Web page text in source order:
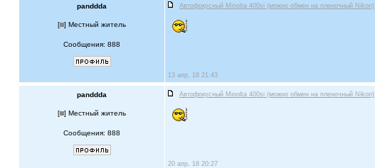
panddda Автофокусный Minolta 400si (можно обмен на пленочный Nikon)
[ ] Местный житель
Сообщения: 888
13 апр, 18 21:43
panddda Автофокусный Minolta 400si (можно обмен на пленочный Nikon)
[ ] Местный житель
Сообщения: 888
20 апр, 18 20:27